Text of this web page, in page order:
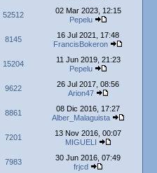
52512
02 Mar 2023, 12:15
Pepelu
8145
16 Jul 2021, 17:48
FrancisBokeron
15204
11 Jun 2019, 21:23
Pepelu
9622
26 Jul 2017, 08:56
Arion47
8861
08 Dic 2016, 17:27
Alber_Malaguista
7201
13 Nov 2016, 00:07
MIGUELI
7983
30 Jun 2016, 07:49
frjcd